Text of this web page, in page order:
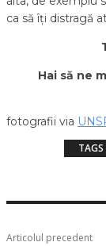
ca să îți distragă
Hai să ne
fotografii via
TAGS
Articolul precedent